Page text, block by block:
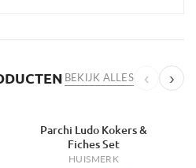
BEKIJK ALLES ‹ ›
-34%Parchi Ludo Kokers &
Fiches Set
HUISMERK